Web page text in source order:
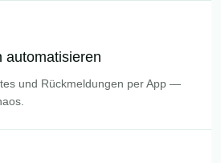
automatisieren
und Rückmeldungen per App —